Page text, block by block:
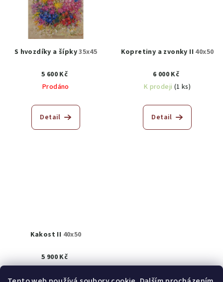
S hvozdíky a šípky35x45
5 600 Kč
Prodáno
Detail
Kopretiny a zvonky II 40x50
6 000 Kč
K prodeji (1 ks)
Detail
Kakost II 40x50
5 900 Kč